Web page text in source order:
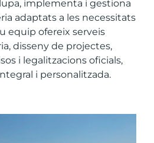
implementa i gestiona
adaptats a les necessitats
equip ofereix serveis
disseny de projectes,
i legalitzacions oficials,
i personalitzada.